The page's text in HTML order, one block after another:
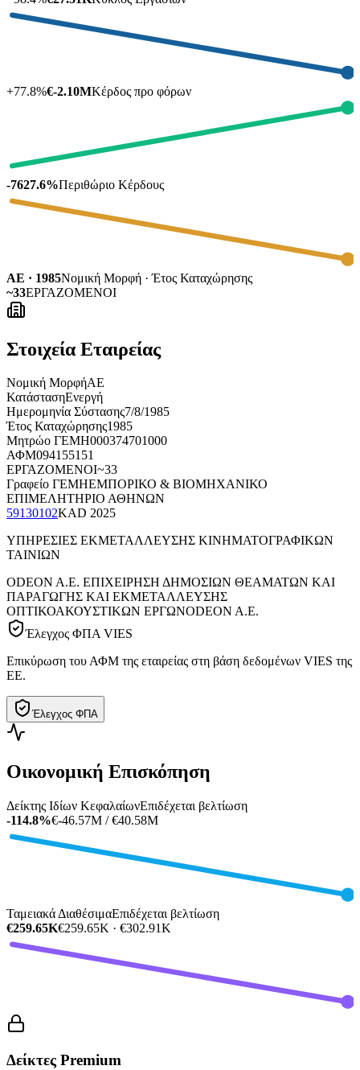
+77.8%€-2.10MΚέρδος προ φόρων
-7627.6%Περιθώριο Κέρδους
ΑΕ · 1985Νομική Μορφή · Έτος Καταχώρησης
~33ΕΡΓΑΖΟΜΕΝΟΙ
Στοιχεία Εταιρείας
Νομική ΜορφήΑΕ
ΚατάστασηΕνεργή
Ημερομηνία Σύστασης7/8/1985
Έτος Καταχώρησης1985
Μητρώο ΓΕΜΗ000374701000
ΑΦΜ094155151
ΕΡΓΑΖΟΜΕΝΟΙ~33
Γραφείο ΓΕΜΗΕΜΠΟΡΙΚΟ & ΒΙΟΜΗΧΑΝΙΚΟ
ΕΠΙΜΕΛΗΤΗΡΙΟ ΑΘΗΝΩΝ
59130102KAD 2025
ΥΠΗΡΕΣΙΕΣ ΕΚΜΕΤΑΛΛΕΥΣΗΣ ΚΙΝΗΜΑΤΟΓΡΑΦΙΚΩΝ
ΤΑΙΝΙΩΝ
ODEON A.E. ΕΠΙΧΕΙΡΗΣΗ ΔΗΜΟΣΙΩΝ ΘΕΑΜΑΤΩΝ ΚΑΙ
ΠΑΡΑΓΩΓΗΣ ΚΑΙ ΕΚΜΕΤΑΛΛΕΥΣΗΣ
ΟΠΤΙΚΟΑΚΟΥΣΤΙΚΩΝ ΕΡΓΩΝODEON A.E.
Έλεγχος ΦΠΑ VIES
Επικύρωση του ΑΦΜ της εταιρείας στη βάση δεδομένων VIES της
ΕΕ.
Έλεγχος ΦΠΑ
Οικονομική Επισκόπηση
Δείκτης Ιδίων ΚεφαλαίωνΕπιδέχεται βελτίωση
-114.8%€-46.57M / €40.58M
Ταμειακά ΔιαθέσιμαΕπιδέχεται βελτίωση
€259.65K€259.65K · €302.91K
Δείκτες Premium